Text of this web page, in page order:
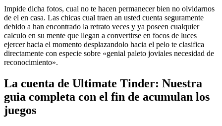
Impide dicha fotos, cual no te hacen permanecer bien no olvidarnos
de el en casa. Las chicas cual traen an usted cuenta seguramente
debido a han encontrado la retrato veces y ya poseen cualquier
calculo en su mente que llegan a convertirse en focos de luces
ejercer hacia el momento desplazandolo hacia el pelo te clasifica
directamente con especie sobre «genial paleto joviales necesidad de
reconocimiento».
La cuenta de Ultimate Tinder: Nuestra
guia completa con el fin de acumulan los
juegos